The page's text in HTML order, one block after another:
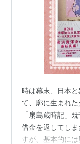
関連キーワード
フレデリック
リスト::漫画家
時は幕末、日本
て、廓に生まれ
「扇島歳時記」
借金を返してし
すが、基本的に